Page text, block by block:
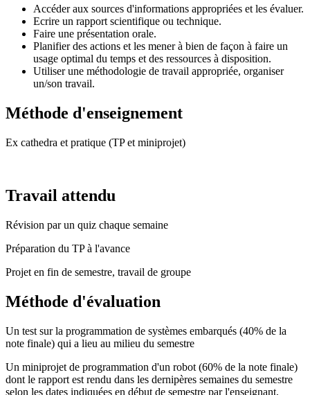
Accéder aux sources d'informations appropriées et les évaluer.
Ecrire un rapport scientifique ou technique.
Faire une présentation orale.
Planifier des actions et les mener à bien de façon à faire un
usage optimal du temps et des ressources à disposition.
Utiliser une méthodologie de travail appropriée, organiser
un/son travail.
Méthode d'enseignement
Ex cathedra et pratique (TP et miniprojet)
Travail attendu
Révision par un quiz chaque semaine
Préparation du TP à l'avance
Projet en fin de semestre, travail de groupe
Méthode d'évaluation
Un test sur la programmation de systèmes embarqués (40% de la
note finale) qui a lieu au milieu du semestre
Un miniprojet de programmation d'un robot (60% de la note finale)
dont le rapport est rendu dans les dernipères semaines du semestre
selon les dates indiquées en début de semestre par l'enseignant,